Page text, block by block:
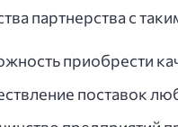
партнерства с
приобрести
поставок